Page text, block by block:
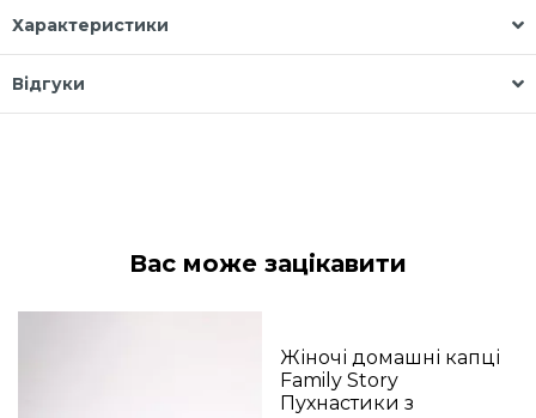
Характеристики
Відгуки
Вас може зацікавити
Жіночі домашні капці
Family Story
Пухнастики з